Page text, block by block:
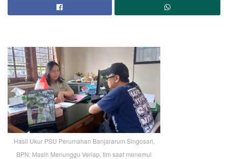
Hasil Ukur PSU Perumahan Banjararum Singosari,
BPN: Masih Menunggu Verlap, tim saat menemui